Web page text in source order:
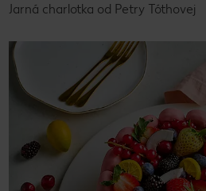
Vyskakovací bočný panel
Jarná charlotka od Petry Tóthovej